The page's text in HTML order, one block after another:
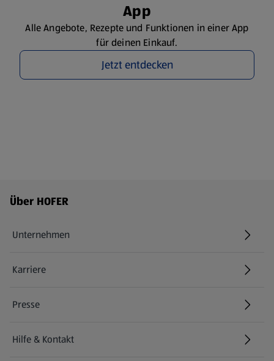
App
Alle Angebote, Rezepte und Funktionen in einer App
für deinen Einkauf.
Jetzt entdecken
Fußzeilenmenü - weitere Links
Über HOFER
Unternehmen
Karriere
(öffnet in einem neuen Tab)
Presse
Hilfe & Kontakt
(öffnet in einem neuen Tab)